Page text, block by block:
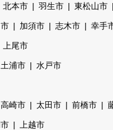
北本市 羽生市 東松山市
加須市 志木市 幸手
上尾市
土浦市 水戸市
高崎市 太田市 前橋市
上越市